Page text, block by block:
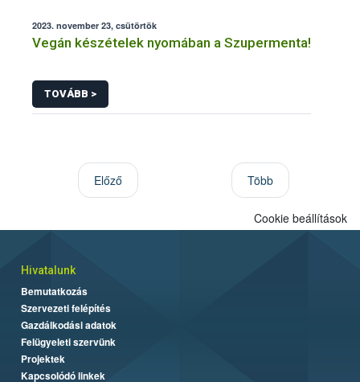
2023. november 23, csütörtök
Vegán készételek nyomában a Szupermenta!
TOVÁBB >
Előző Több
Cookie beállítások
Hivatalunk
Bemutatkozás
Szervezeti felépítés
Gazdálkodási adatok
Felügyeleti szervünk
Projektek
Kapcsolódó linkek